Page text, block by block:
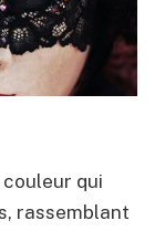
qui
rassemblant